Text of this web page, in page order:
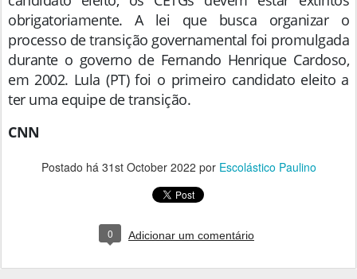
obrigatoriamente. A lei que busca organizar o
processo de transição governamental foi promulgada
durante o governo de Fernando Henrique Cardoso,
em 2002. Lula (PT) foi o primeiro candidato eleito a
ter uma equipe de transição.
CNN
Postado há 31st October 2022 por Escolástico Paulino
0 Adicionar um comentário